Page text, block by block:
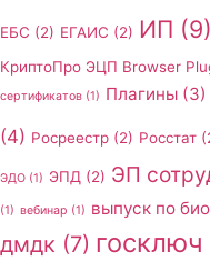
ЕБС (2) ЕГАИС (2) ИП (9)
КриптоПро ЭЦП Browser
сертификатов (1) Плагины (3)
(4) Росреестр (2) Росстат
ЭДО (1) ЭПД (2) ЭП
(1) вебинар (1) выпуск по
дмдк (7) госключ